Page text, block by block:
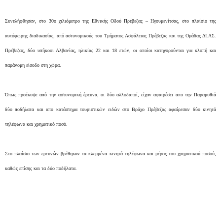
Συνελήφθησαν, στο 30ο χιλιόμετρο της Εθνικής Οδού Πρέβεζας – Ηγουμενίτσας, στο πλαίσιο της
αυτόφωρης διαδικασίας, από αστυνομικούς του Τμήματος Ασφάλειας Πρέβεζας και της Ομάδας ΔΙ.ΑΣ.
Πρέβεζας, δύο υπήκοοι Αλβανίας, ηλικίας 22 και 18 ετών, οι οποίοι κατηγορούνται για κλοπή και
παράνομη είσοδο στη χώρα.
Όπως προέκυψε από την αστυνομική έρευνα, οι δύο αλλοδαποί,είχαν αφαιρέσει απο την Παραμυθιά
δύο ποδήλατα και απο κατάστημα τουριστικών ειδών στο Βράχο Πρέβεζας αφαίρεσαν δύο κινητά
τηλέφωνα και χρηματικό ποσό.
Στο πλαίσιο των ερευνών βρέθηκαν τα κλεμμένα κινητά τηλέφωνα και μέρος του χρηματικού ποσού,
καθώς επίσης και τα δύο ποδήλατα.